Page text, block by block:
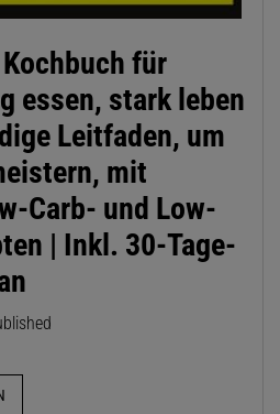
für
essen, stark leben
Leitfaden, um
mit
Carb- und Low-
| Inkl. 30-Tage-